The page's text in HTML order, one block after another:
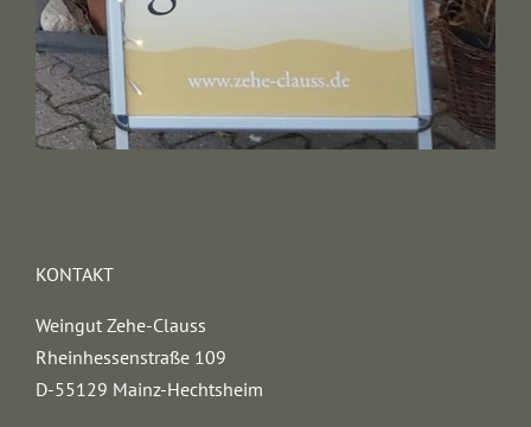
KONTAKT
Weingut Zehe-Clauss
Rheinhessenstraße 109
D-55129 Mainz-Hechtsheim